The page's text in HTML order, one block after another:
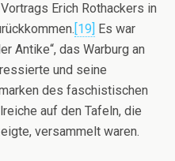
Erich Rothackers in
[19]
Es war
Antike“, das Warburg an
und seine
des faschistischen
auf den Tafeln, die
versammelt waren.